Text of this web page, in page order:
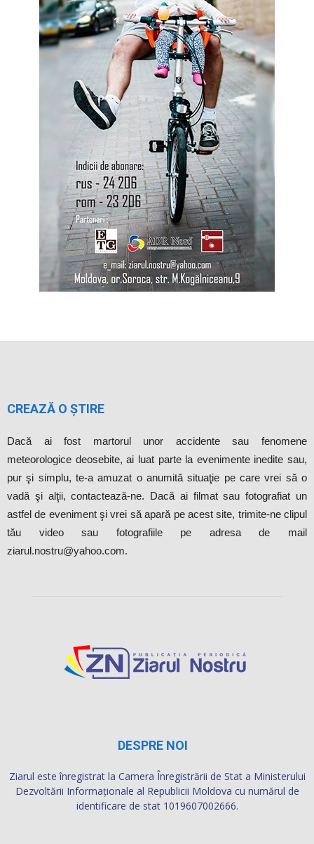
CREAZĂ O ȘTIRE
Dacă ai fost martorul unor accidente sau fenomene
meteorologice deosebite, ai luat parte la evenimente inedite sau,
pur şi simplu, te-a amuzat o anumită situaţie pe care vrei să o
vadă şi alţii, contactează-ne. Dacă ai filmat sau fotografiat un
astfel de eveniment şi vrei să apară pe acest site, trimite-ne clipul
tău video sau fotografiile pe adresa de mail
ziarul.nostru@yahoo.com.
DESPRE NOI
Ziarul este înregistrat la Camera Înregistrării de Stat a Ministerului
Dezvoltării Informaţionale al Republicii Moldova cu numărul de
identificare de stat 1019607002666.